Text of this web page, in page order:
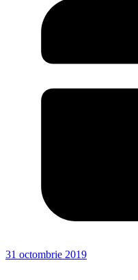
31 octombrie 2019